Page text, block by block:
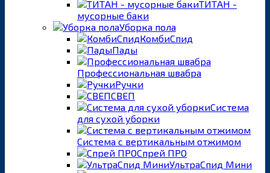
ТИТАН -
мусорные баки
Уборка пола
КомбиСпид
Пады
Профессиональная швабра
Ручки
СВЕП
Система
для сухой уборки
Система с вертикальным отжимом
Спрей ПРО
УльтраСпид Мини